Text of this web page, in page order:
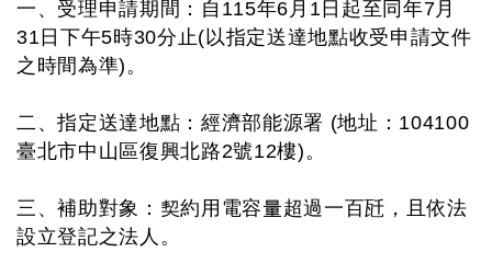
一、受理申請期間：自115年6月1日起至同年7月
31日下午5時30分止(以指定送達地點收受申請文件
之時間為準)。
二、指定送達地點：經濟部能源署 (地址：104100
臺北市中山區復興北路2號12樓)。
三、補助對象：契約用電容量超過一百瓩，且依法
設立登記之法人。